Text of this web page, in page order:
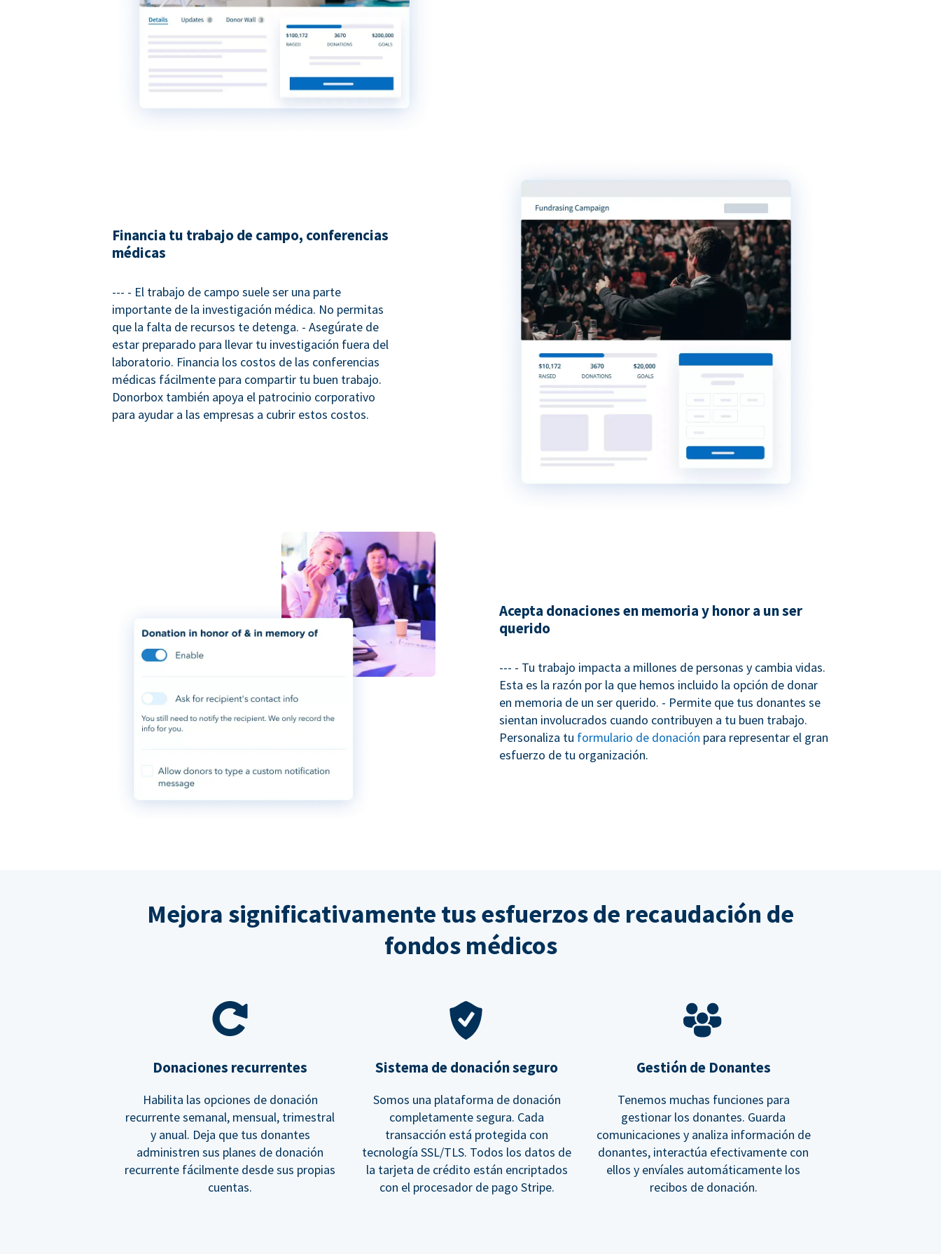
Financia tu trabajo de campo, conferencias
médicas
--- - El trabajo de campo suele ser una parte
importante de la investigación médica. No permitas
que la falta de recursos te detenga. - Asegúrate de
estar preparado para llevar tu investigación fuera del
laboratorio. Financia los costos de las conferencias
médicas fácilmente para compartir tu buen trabajo.
Donorbox también apoya el patrocinio corporativo
para ayudar a las empresas a cubrir estos costos.
Acepta donaciones en memoria y honor a un ser
querido
--- - Tu trabajo impacta a millones de personas y cambia vidas.
Esta es la razón por la que hemos incluido la opción de donar
en memoria de un ser querido. - Permite que tus donantes se
sientan involucrados cuando contribuyen a tu buen trabajo.
Personaliza tu formulario de donación para representar el gran
esfuerzo de tu organización.
Mejora significativamente tus esfuerzos de recaudación de
fondos médicos
Donaciones recurrentes
Habilita las opciones de donación
recurrente semanal, mensual, trimestral
y anual. Deja que tus donantes
administren sus planes de donación
recurrente fácilmente desde sus propias
cuentas.
Sistema de donación seguro
Somos una plataforma de donación
completamente segura. Cada
transacción está protegida con
tecnología SSL/TLS. Todos los datos de
la tarjeta de crédito están encriptados
con el procesador de pago Stripe.
Gestión de Donantes
Tenemos muchas funciones para
gestionar los donantes. Guarda
comunicaciones y analiza información de
donantes, interactúa efectivamente con
ellos y envíales automáticamente los
recibos de donación.